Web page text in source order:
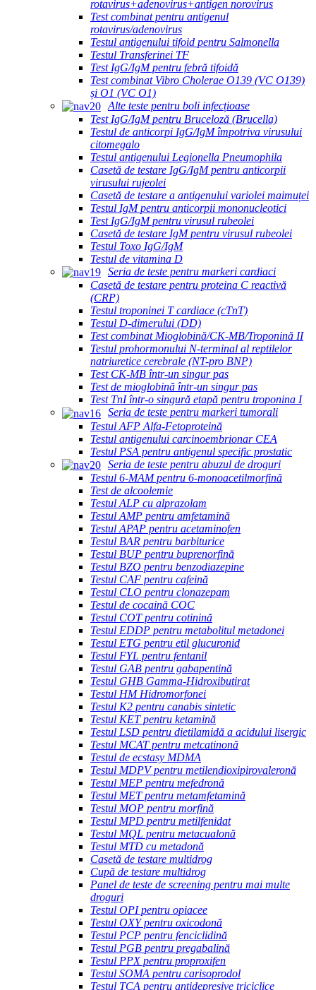
rotavirus+adenovirus+antigen norovirus
Test combinat pentru antigenul
rotavirus/adenovirus
Testul antigenului tifoid pentru Salmonella
Testul Transferinei TF
Test IgG/IgM pentru febră tifoidă
Test combinat Vibro Cholerae O139 (VC O139)
și O1 (VC O1)
Alte teste pentru boli infecțioase
Test IgG/IgM pentru Bruceloză (Brucella)
Testul de anticorpi IgG/IgM împotriva virusului
citomegalo
Testul antigenului Legionella Pneumophila
Casetă de testare IgG/IgM pentru anticorpii
virusului rujeolei
Casetă de testare a antigenului variolei maimuței
Testul IgM pentru anticorpii mononucleotici
Test IgG/IgM pentru virusul rubeolei
Casetă de testare IgM pentru virusul rubeolei
Testul Toxo IgG/IgM
Testul de vitamina D
Seria de teste pentru markeri cardiaci
Casetă de testare pentru proteina C reactivă
(CRP)
Testul troponinei T cardiace (cTnT)
Testul D-dimerului (DD)
Test combinat Mioglobină/CK-MB/Troponină II
Testul prohormonului N-terminal al reptilelor
natriuretice cerebrale (NT-pro BNP)
Test CK-MB într-un singur pas
Test de mioglobină într-un singur pas
Test TnI într-o singură etapă pentru troponina I
Seria de teste pentru markeri tumorali
Testul AFP Alfa-Fetoproteină
Testul antigenului carcinoembrionar CEA
Testul PSA pentru antigenul specific prostatic
Seria de teste pentru abuzul de droguri
Testul 6-MAM pentru 6-monoacetilmorfină
Test de alcoolemie
Testul ALP cu alprazolam
Testul AMP pentru amfetamină
Testul APAP pentru acetaminofen
Testul BAR pentru barbiturice
Testul BUP pentru buprenorfină
Testul BZO pentru benzodiazepine
Testul CAF pentru cafeină
Testul CLO pentru clonazepam
Testul de cocaină COC
Testul COT pentru cotinină
Testul EDDP pentru metabolitul metadonei
Testul ETG pentru etil glucuronid
Testul FYL pentru fentanil
Testul GAB pentru gabapentină
Testul GHB Gamma-Hidroxibutirat
Testul HM Hidromorfonei
Testul K2 pentru canabis sintetic
Testul KET pentru ketamină
Testul LSD pentru dietilamidă a acidului lisergic
Testul MCAT pentru metcatinonă
Testul de ecstasy MDMA
Testul MDPV pentru metilendioxipirovaleronă
Testul MEP pentru mefedronă
Testul MET pentru metamfetamină
Testul MOP pentru morfină
Testul MPD pentru metilfenidat
Testul MQL pentru metacualonă
Testul MTD cu metadonă
Casetă de testare multidrog
Cupă de testare multidrog
Panel de teste de screening pentru mai multe
droguri
Testul OPI pentru opiacee
Testul OXY pentru oxicodonă
Testul PCP pentru fenciclidină
Testul PGB pentru pregabalină
Testul PPX pentru proproxifen
Testul SOMA pentru carisoprodol
Testul TCA pentru antidepresive triciclice